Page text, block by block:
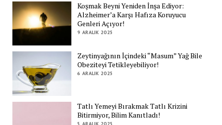
Koşmak Beyni Yeniden İnşa Ediyor:
Alzheimer’a Karşı Hafıza Koruyucu
Genleri Açıyor!
9 ARALIK 2025
Zeytinyağının İçindeki “Masum” Yağ Bile
Obeziteyi Tetikleyebiliyor!
6 ARALIK 2025
Tatlı Yemeyi Bırakmak Tatlı Krizini
Bitirmiyor, Bilim Kanıtladı!